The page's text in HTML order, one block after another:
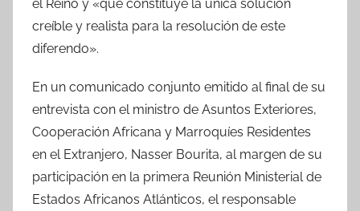
el Reino y «que constituye la única solución
creíble y realista para la resolución de este
diferendo».
En un comunicado conjunto emitido al final de su
entrevista con el ministro de Asuntos Exteriores,
Cooperación Africana y Marroquíes Residentes
en el Extranjero, Nasser Bourita, al margen de su
participación en la primera Reunión Ministerial de
Estados Africanos Atlánticos, el responsable